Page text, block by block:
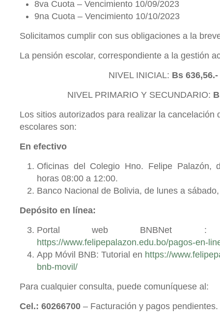
8va Cuota – Vencimiento 10/09/2023
9na Cuota – Vencimiento 10/10/2023
Solicitamos cumplir con sus obligaciones a la
La pensión escolar, correspondiente a la gestión
NIVEL INICIAL: Bs 636,56.-
NIVEL PRIMARIO Y SECUNDARIO:
Los sitios autorizados para realizar la cancelación
escolares son:
En efectivo
Oficinas del Colegio Hno. Felipe Palazón,
horas 08:00 a 12:00.
Banco Nacional de Bolivia, de lunes a
Depósito en línea:
Portal web BNBNet :
https://www.felipepalazon.edu.bo/pagos-en-
App Móvil BNB: Tutorial en https://
bnb-movil/
Para cualquier consulta, puede comuníquese al:
Cel.: 60266700 – Facturación y pagos pendientes.